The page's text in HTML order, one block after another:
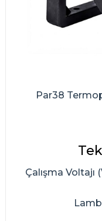
Par38
Çalışma Voltajı